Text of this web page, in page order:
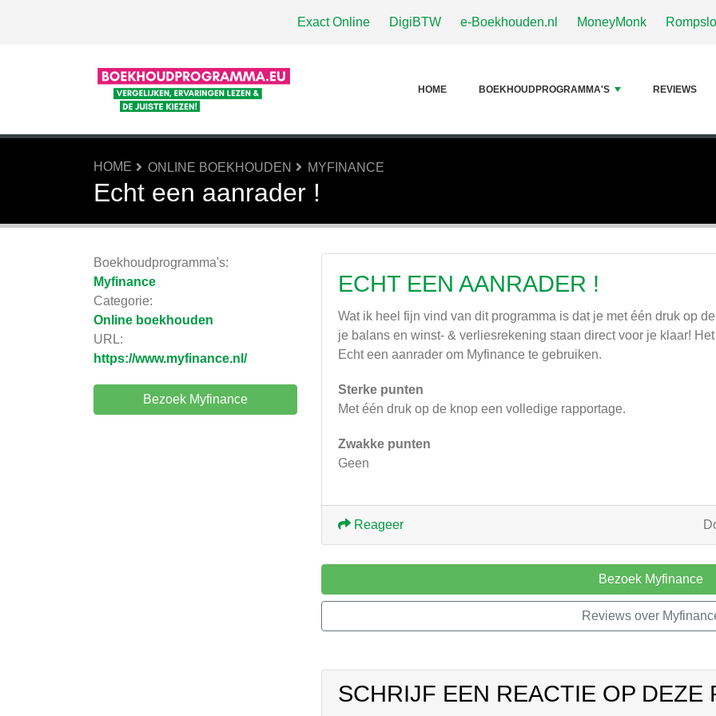
Exact Online DigiBTW e-Boekhouden.nl MoneyMonk
HOME BOEKHOUDPROGRAMMA'S REVIEWS
HOME ONLINE BOEKHOUDEN MYFINANCE
Echt een aanrader !
Boekhoudprogramma's:
Myfinance
Categorie:
Online boekhouden
URL:
https://www.myfinance.nl/
Bezoek Myfinance
ECHT EEN AANRADER !
Wat ik heel fijn vind van dit programma is dat je met één druk op
je balans en winst- & verliesrekening staan direct voor je klaar!
Echt een aanrader om Myfinance te gebruiken.
Sterke punten
Met één druk op de knop een volledige rapportage.
Zwakke punten
Geen
Reageer
Bezoek Myfinance
Reviews over
SCHRIJF EEN REACTIE OP DEZE